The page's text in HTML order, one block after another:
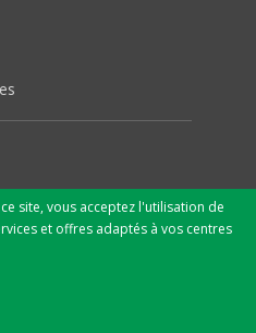
site, vous acceptez l'utilisation de
et offres adaptés à vos centres